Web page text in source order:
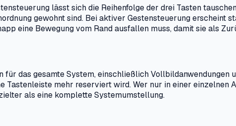
lässt sich die Reihenfolge der drei Tasten
gewohnt sind. Bei aktiver Gestensteuerung erscheint
eine Bewegung vom Rand ausfallen muss, damit sie als
das gesamte System, einschließlich Vollbildanwendungen
Tastenleiste mehr reserviert wird. Wer nur in einer
als eine komplette Systemumstellung.